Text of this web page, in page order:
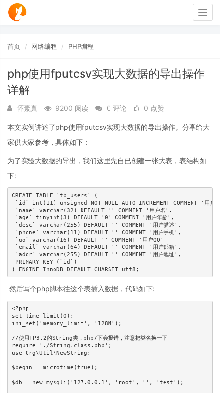
首页 网络编程 PHP编程
php使用fputcsv实现大数据的导出操作
详解
怀素真 9200 阅读 0 评论 0 点赞
本文实例讲述了php使用fputcsv实现大数据的导出操作。分享给大
家供大家参考，具体如下：
为了实验大数据的导出，我们这里先自已创建一张大表，表结构如
下:
CREATE TABLE `tb_users` (
`id` int(11) unsigned NOT NULL AUTO_INCREMENT COMMENT '用
`name` varchar(32) DEFAULT '' COMMENT '用户名',
`age` tinyint(3) DEFAULT '0' COMMENT '用户年龄',
`desc` varchar(255) DEFAULT '' COMMENT '用户描述',
`phone` varchar(11) DEFAULT '' COMMENT '用户手机',
`qq` varchar(16) DEFAULT '' COMMENT '用户QQ',
`email` varchar(64) DEFAULT '' COMMENT '用户邮箱',
`addr` varchar(255) DEFAULT '' COMMENT '用户地址',
PRIMARY KEY (`id`)
然后写个php脚本往这个表插入数据，代码如下:
<?php
set_time_limit(0);
ini_set('memory_limit', '128M');
//使用TP3.2的String类，php7下会报错，注意把类名换一下
require './String.class.php';
use Org\Util\NewString;
$begin = microtime(true);
$db = new mysqli('127.0.0.1', 'root', '', 'test');